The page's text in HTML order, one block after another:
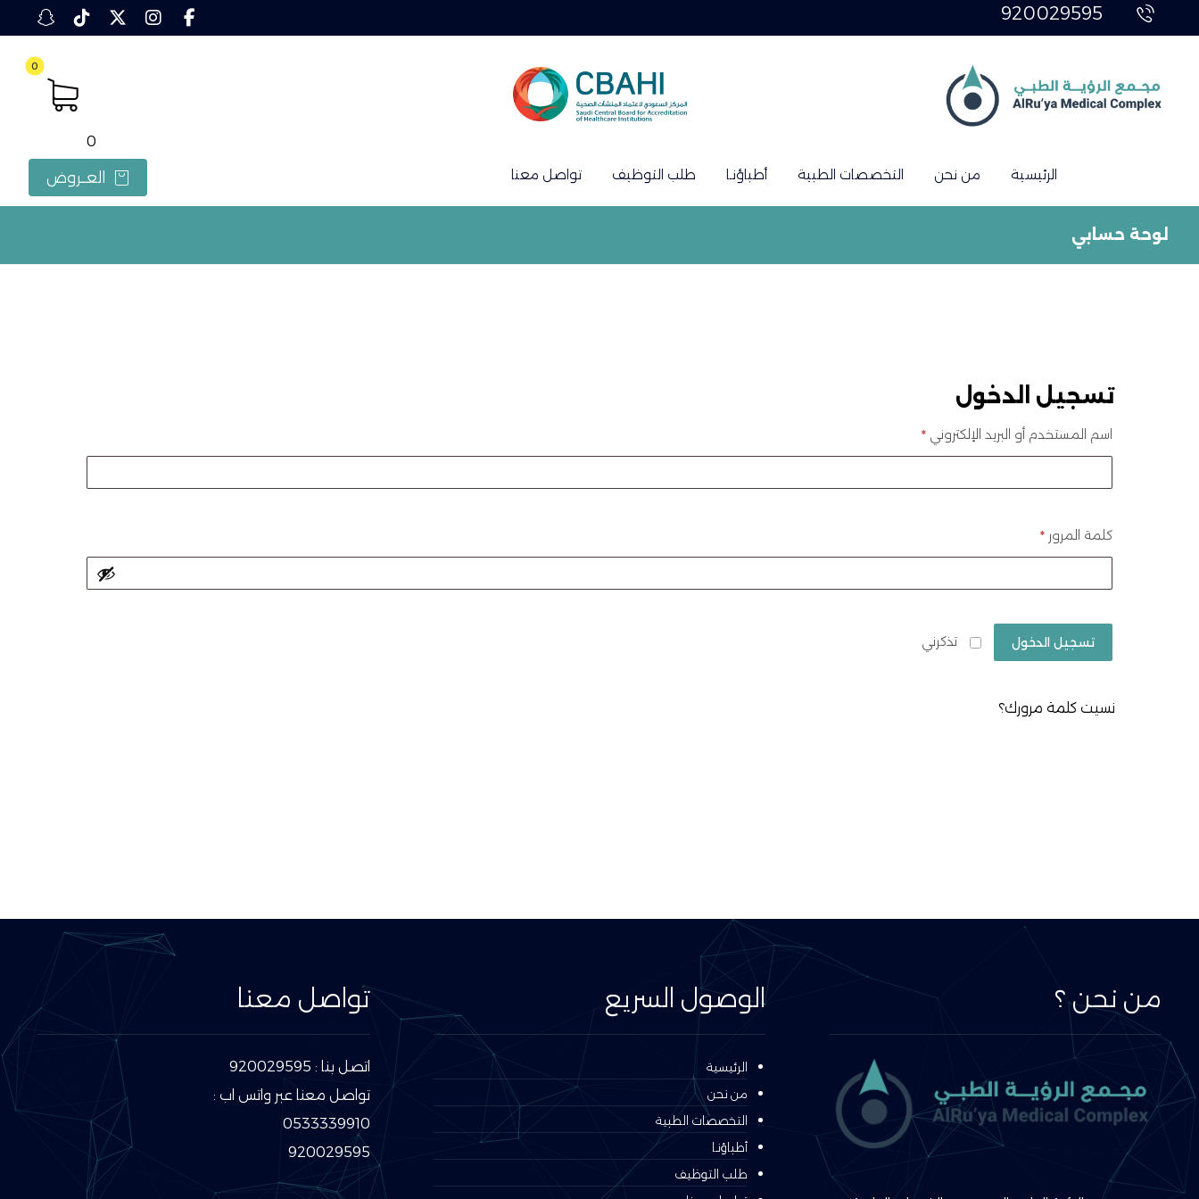
920029595
0
الرئيسية
من نحن التخصصات الطبية أطباؤنـا طلب التوظيف تواصل معنا العــروض
لوحة حسابي
تسجيل الدخول
اسم المستخدم أو البريد الإلكتروني *
كلمة المرور *
تذكرني تسجيل الدخول
نسيت كلمة مرورك؟
من نحن ؟ الوصول السريع
الرئيسية
من نحن
التخصصات الطبية
أطباؤنـا
طلب التوظيف
تواصل معنا
اتصل بنا : 920029595
تواصل معنا عبر واتس اب :
0533339910
920029595